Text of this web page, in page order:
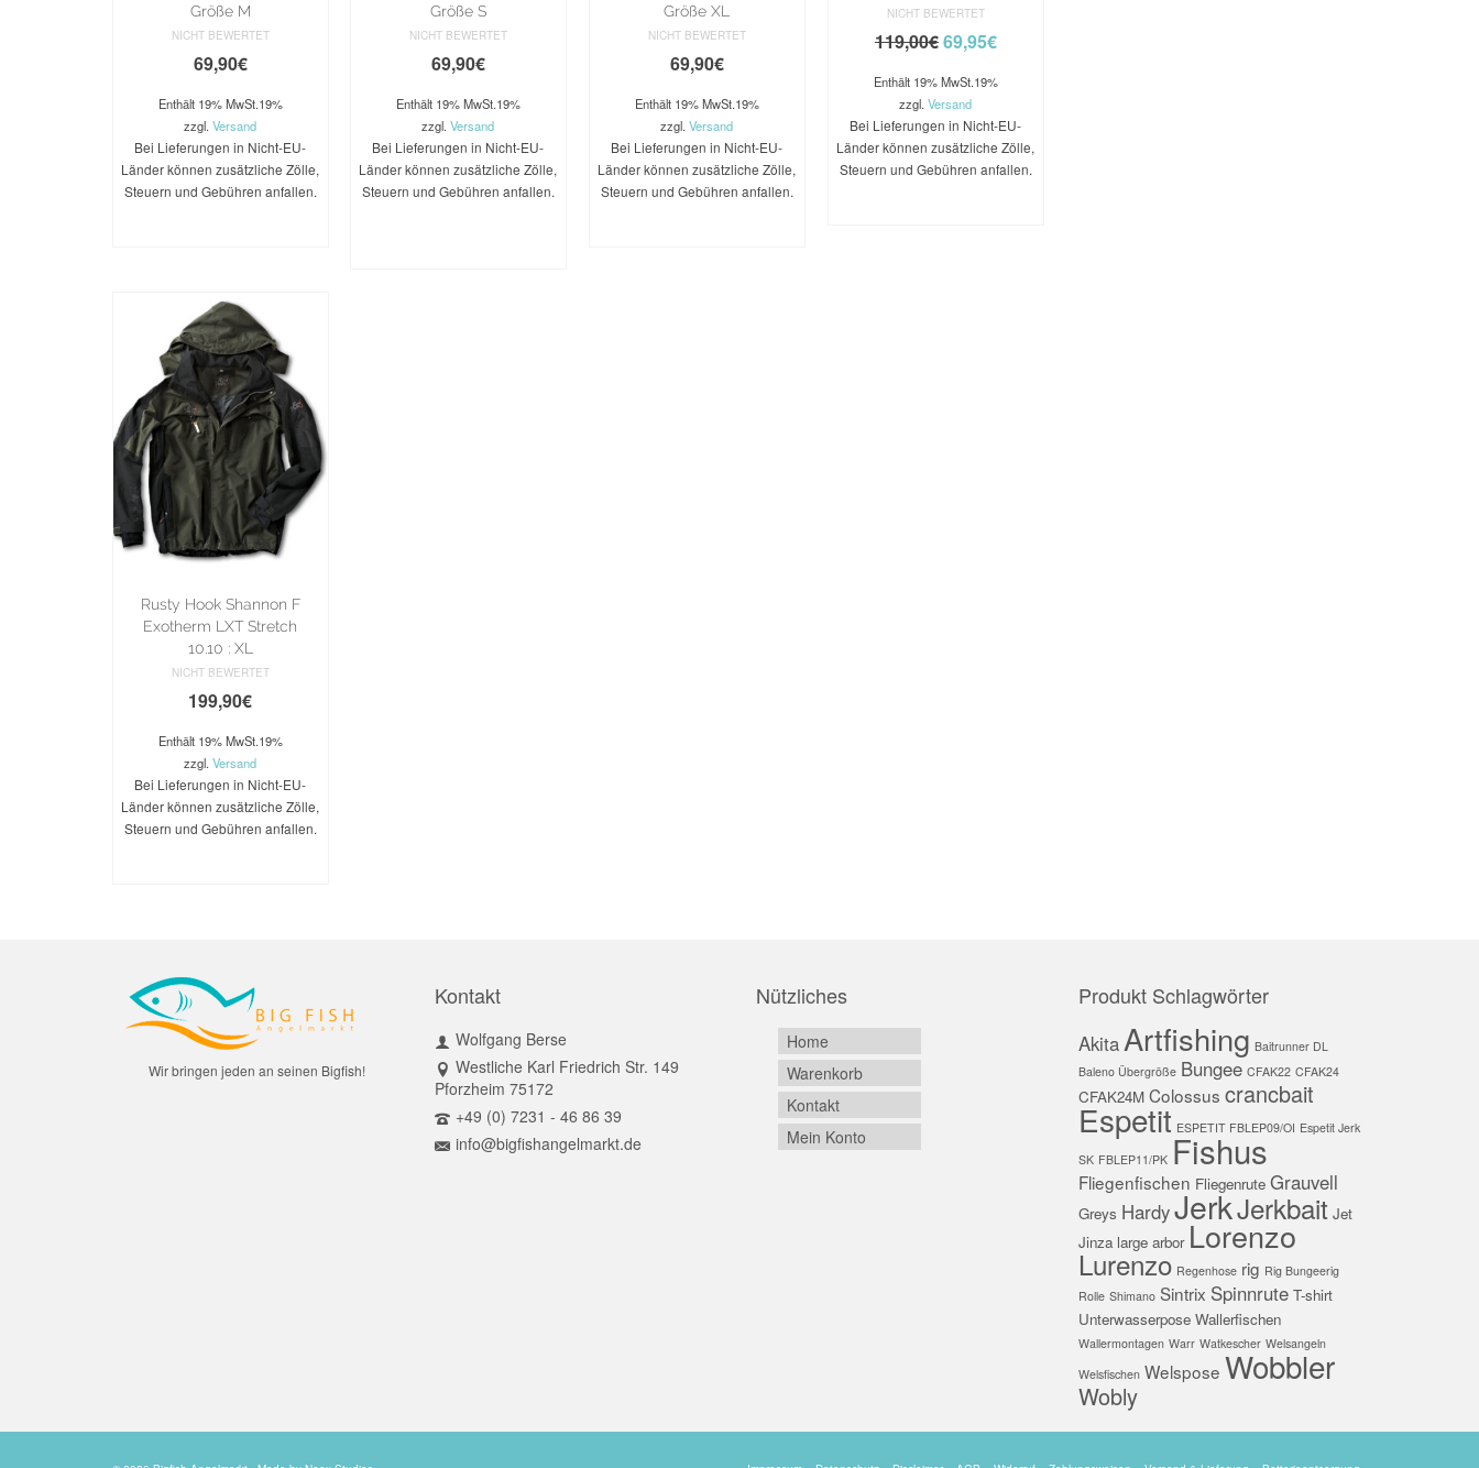
Größe M
NICHT BEWERTET
69,90€
Enthält 19% MwSt.19%
zzgl.Versand
Bei Lieferungen in Nicht-EU-
Länder können zusätzliche Zölle,
Steuern und Gebühren anfallen.
Größe S
NICHT BEWERTET
69,90€
Enthält 19% MwSt.19%
zzgl.Versand
Bei Lieferungen in Nicht-EU-
Länder können zusätzliche Zölle,
Steuern und Gebühren anfallen.
Größe XL
NICHT BEWERTET
69,90€
Enthält 19% MwSt.19%
zzgl.Versand
Bei Lieferungen in Nicht-EU-
Länder können zusätzliche Zölle,
Steuern und Gebühren anfallen.
NICHT BEWERTET
119,00€69,95€
Enthält 19% MwSt.19%
zzgl.Versand
Bei Lieferungen in Nicht-EU-
Länder können zusätzliche Zölle,
Steuern und Gebühren anfallen.
Rusty Hook Shannon F
Exotherm LXT Stretch
10.10 : XL
NICHT BEWERTET
199,90€
Enthält 19% MwSt.19%
zzgl.Versand
Bei Lieferungen in Nicht-EU-
Länder können zusätzliche Zölle,
Steuern und Gebühren anfallen.
Wir bringen jeden an seinen Bigfish!
Kontakt
Wolfgang Berse
Westliche Karl Friedrich Str. 149
Pforzheim 75172
+49 (0) 7231 - 46 86 39
info@bigfishangelmarkt.de
Nützliches
Home
Warenkorb
Kontakt
Mein Konto
Produkt Schlagwörter
AkitaArtfishing Baitrunner DL
Baleno Übergröße Bungee CFAK22 CFAK24
CFAK24M Colossus crancbait
Espetit ESPETIT FBLEP09/OI Espetit Jerk
SK FBLEP11/PK Fishus
Fliegenfischen Fliegenrute Grauvell
Greys HardyJerkJerkbait Jet
Jinza large arbor Lorenzo
Lurenzo Regenhose rig Rig Bungeerig
Rolle Shimano Sintrix Spinnrute T-shirt
Unterwasserpose Wallerfischen
Wallermontagen Warr Watkescher Welsangeln
Welsfischen Welspose Wobbler
Wobly